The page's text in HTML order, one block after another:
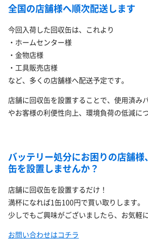
全国の店舗様へ順次配送します
今回入荷した回収缶は、これより
・ホームセンター様
・金物店様
・工具販売店様
など、多くの店舗様へ配送予定です。
店舗に回収缶を設置することで、使用済み
やお客様の利便性向上、環境負荷の低減に
バッテリー処分にお困りの店舗
缶を設置しませんか？
店舗に回収缶を設置するだけ！
満杯になれば1缶100円で買い取りします。
少しでもご興味がございましたら、お気軽
お問い合わせはコチラ